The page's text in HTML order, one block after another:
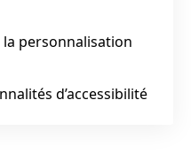
personnalisation
d’accessibilité